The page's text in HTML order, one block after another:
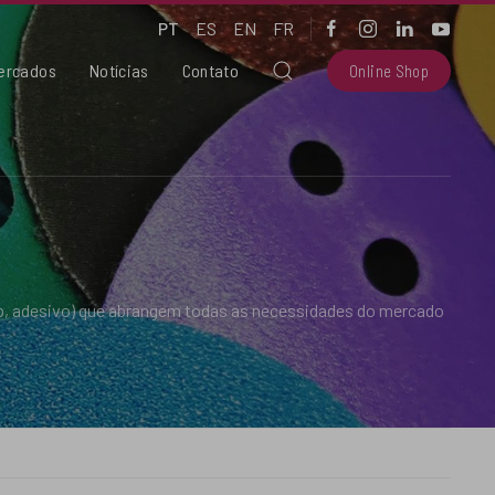
PT ES EN
FR
Notícias Contato Online Shop
que abrangem todas as necessidades do mercado